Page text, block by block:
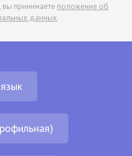
вы принимаете положение об
данных.